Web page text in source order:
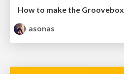
How to make the Groovebox
asonas